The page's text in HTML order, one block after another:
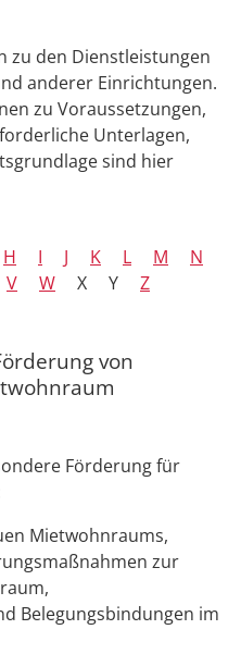
zu den Dienstleistungen
anderer Einrichtungen.
zu Voraussetzungen,
Unterlagen,
sind hier
H I J K L M
N
V W X Y Z
von
Förderung für
Mietwohnraums,
zur
Belegungsbindungen im